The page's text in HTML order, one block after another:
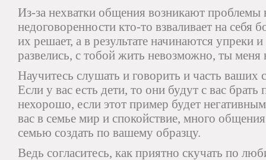
Из-за нехватки общения возникают проблемы
недоговоренности кто-то взваливает на себя
их решает, а в результате начинаются
развелись, с тобой жить невозможно, ты
Научитесь слушать и говорить и часть ваших
Если у вас есть дети, то они будут с вас
нехорошо, если этот пример будет
вас в семье мир и спокойствие, много
семью создать по вашему образцу.
Ведь согласитесь, как приятно скучать по